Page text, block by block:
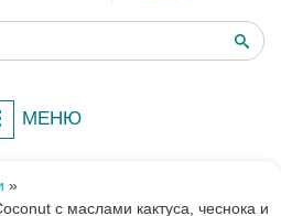
МЕНЮ
»
с маслами кактуса, чеснока и